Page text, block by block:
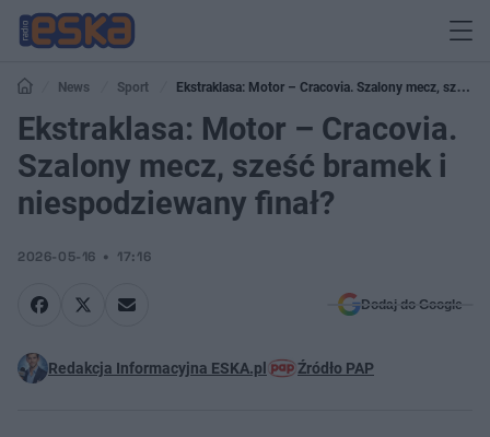
News Sport
Ekstraklasa: Motor – Cracovia. Szalony mecz, sześć
bramek i niespodziewany finał?
Ekstraklasa: Motor – Cracovia.
Szalony mecz, sześć bramek i
niespodziewany finał?
2026-05-16 17:16
Dodaj do Google
Redakcja Informacyjna ESKA.pl Źródło PAP